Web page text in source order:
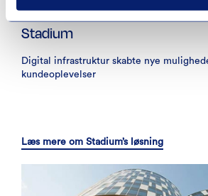
Stadium
Digital infrastruktur skabte nye
kundeoplevelser
Læs mere om Stadium’s løsning